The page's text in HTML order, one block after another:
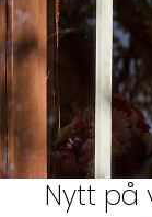
Hälsa
Relationer
Handarbete
Hem
Om Anna
Kategorier
Nytt på